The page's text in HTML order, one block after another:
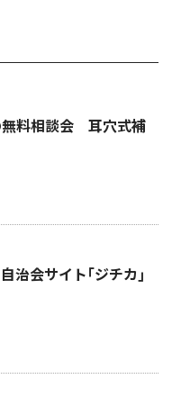
料相談会 耳穴式補
治会サイト｢ジチカ｣